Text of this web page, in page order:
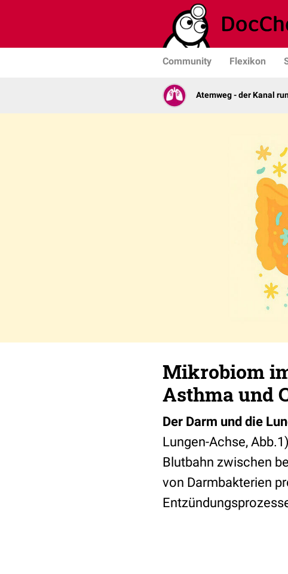
Community Flexikon
Atemweg - der Kanal
Mikrobiom
Asthma und
Der Darm und die
Lungen-Achse,
Blutbahn zwischen
von Darmbakterien